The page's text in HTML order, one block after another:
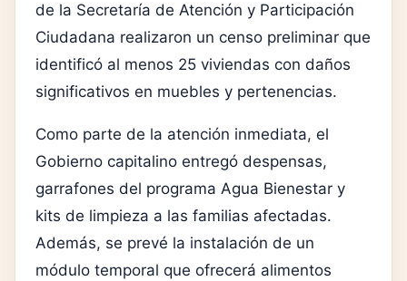
de la Secretaría de Atención y Participación
Ciudadana realizaron un censo preliminar que
identificó al menos 25 viviendas con daños
significativos en muebles y pertenencias.
Como parte de la atención inmediata, el
Gobierno capitalino entregó despensas,
garrafones del programa Agua Bienestar y
kits de limpieza a las familias afectadas.
Además, se prevé la instalación de un
módulo temporal que ofrecerá alimentos